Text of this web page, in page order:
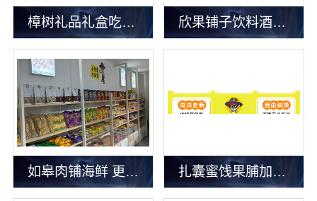
樟树礼品礼盒吃完会流连忘返 欣果铺子饮料酒水不买会后悔
如皋肉铺海鲜 更加贴近生活 扎囊蜜饯果脯加入这个项目靠谱吗